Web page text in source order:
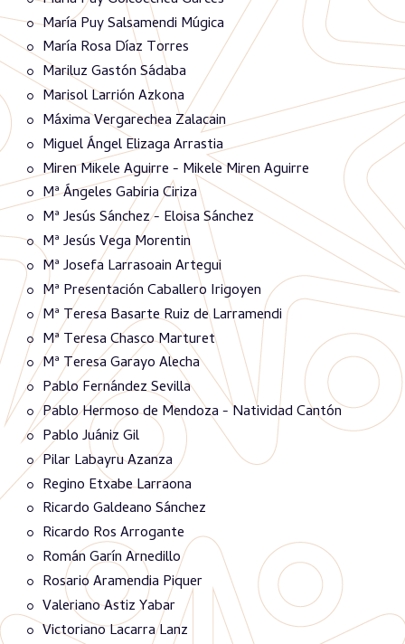
María Puy Salsamendi Múgica
María Rosa Díaz Torres
Mariluz Gastón Sádaba
Marisol Larrión Azkona
Máxima Vergarechea Zalacain
Miguel Ángel Elizaga Arrastia
Miren Mikele Aguirre - Mikele Miren Aguirre
Mª Ángeles Gabiria Ciriza
Mª Jesús Sánchez - Eloisa Sánchez
Mª Jesús Vega Morentin
Mª Josefa Larrasoain Artegui
Mª Presentación Caballero Irigoyen
Mª Teresa Basarte Ruiz de Larramendi
Mª Teresa Chasco Marturet
Mª Teresa Garayo Alecha
Pablo Fernández Sevilla
Pablo Hermoso de Mendoza - Natividad Cantón
Pablo Juániz Gil
Pilar Labayru Azanza
Regino Etxabe Larraona
Ricardo Galdeano Sánchez
Ricardo Ros Arrogante
Román Garín Arnedillo
Rosario Aramendia Piquer
Valeriano Astiz Yabar
Victoriano Lacarra Lanz